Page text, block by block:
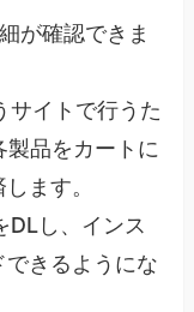
が確認できま
イトで行うた
品をカートに
ます。
し、インス
できるようにな